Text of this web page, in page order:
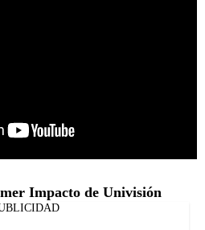
Impacto de Univisión